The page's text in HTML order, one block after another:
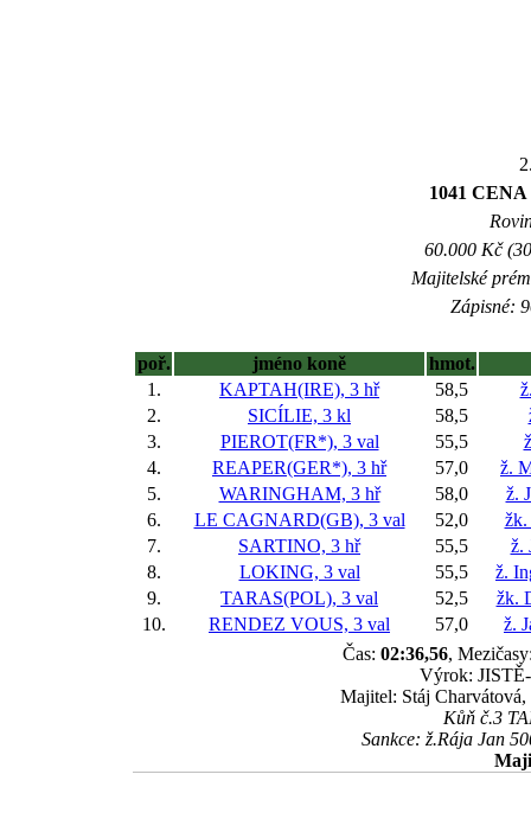
1041
60.000 Kč
Majitelské
Zápisné:
poř. jméno koně
hmot.
1.
KAPTAH(IRE), 3 hř 58,5
2.
SICÍLIE, 3 kl 58,5
3.
PIEROT(FR*), 3 val 55,5
4.
REAPER(GER*), 3 hř 57,0
ž.
5.
WARINGHAM, 3 hř 58,0
ž.
6.
LE CAGNARD(GB), 3 val 52,0
žk.
7.
SARTINO, 3 hř 55,5
ž.
8.
LOKING, 3 val 55,5
ž.
9.
TARAS(POL), 3 val 52,5
žk.
10.
RENDEZ VOUS, 3 val 57,0
ž.
Čas: 02:36,56,
Výrok:
Majitel: Stáj
Kůň č.3
Sankce: ž.Rája Jan